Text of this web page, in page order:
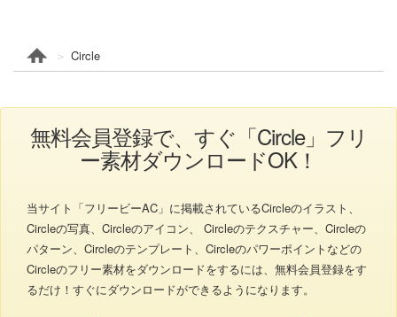
Circle
無料会員登録で、すぐ「Circle」フリ
ー素材ダウンロードOK！
当サイト「フリービーAC」に掲載されているCircleのイラスト、
Circleの写真、Circleのアイコン、 Circleのテクスチャー、Circleの
パターン、Circleのテンプレート、Circleのパワーポイントなどの
Circleのフリー素材をダウンロードをするには、無料会員登録をす
るだけ！すぐにダウンロードができるようになります。